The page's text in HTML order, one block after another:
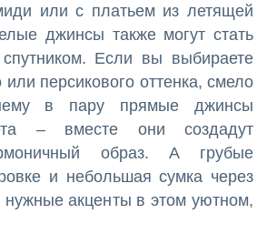
или с платьем из летящей
джинсы также могут стать
Если вы выбираете
или персикового оттенка, смело
в пару прямые джинсы
– вместе они создадут
образ. А грубые
и небольшая сумка через
нужные акценты в этом уютном,